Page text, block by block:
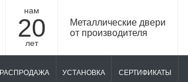
нам
20
лет
Металлические двери
от производителя
РАСПРОДАЖА УСТАНОВКА СЕРТИФИКАТЫ